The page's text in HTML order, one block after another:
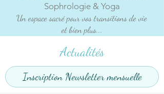
Sophrologie & Yoga
Un espace sacré pour vos transitions de vie
et bien plus...
Actualités
Inscription Newsletter mensuelle